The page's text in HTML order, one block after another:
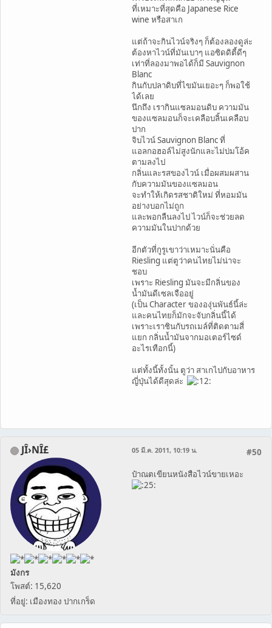
ที่เหมาะที่สุดคือ Japanese Rice
wine หรือสาเก
แต่ถ้าจะกินไวน์จริงๆ ก็ต้องลองดูล่ะ
ต้องหาไวน์ที่มันเบาๆ แอซิดดิตี้ดีๆ
เท่าที่ลองมาพอได้ก็มี Sauvignon
Blanc
กินกับปลาดิบที่ไขมันเยอะๆ ก็พอใช้
ได้เลย
นึกถึง เรากินแซลมอนดิบ ความมัน
ของแซลมอนก็จะเคลือบลิ้นเคลือบ
ปาก
จิบไวน์ Sauvignon Blanc ที่
แอลกอฮอล์ไม่สูงนักและไม่บ่มโอ้ค
ตามลงไป
กลิ่นและรสของไวน์ เมื่อผสมผสาน
กับความมันของแซลมอน
จะทำให้เกิดรสชาติใหม่ ที่หอมมัน
อย่างบอกไม่ถูก
และพอกลืนลงไป ไวน์ก็จะช่วยลด
ความมันในปากด้วย
อีกตัวที่กูรูเขาว่าเหมาะนั่นคือ
Riesling แต่ตูว่าคนไทยไม่น่าจะ
ชอบ
เพราะ Riesling มันจะมีกลิ่นของ
น้ำมันดีเซลเจืออยู่
(เป็น Character ขององุ่นพันธ์นี้ล่ะ
และคนไทยก็มักจะจับกลิ่นนี้ได้
เพราะเราชินกับรถเมล์ที่ติดตามสี่
แยก กลิ่นน้ำมันจากมอเตอร์ไซด์
อะไรเทือกนี้)
แต่ทั้งนี้ทั้งนั้น ตูว่า สาเกไปกับอาหาร
ญี่ปุ่นได้ดีสุดล่ะ
JÎ›NÎ£
มังกร
โพสต์: 15,620
ที่อยู่: เมืองทอง ปากเกร็ด
#50
05 มี.ค. 2011, 10:19 น.
ป๋าณตเขียนหนังสือไวน์ขายเหอะ